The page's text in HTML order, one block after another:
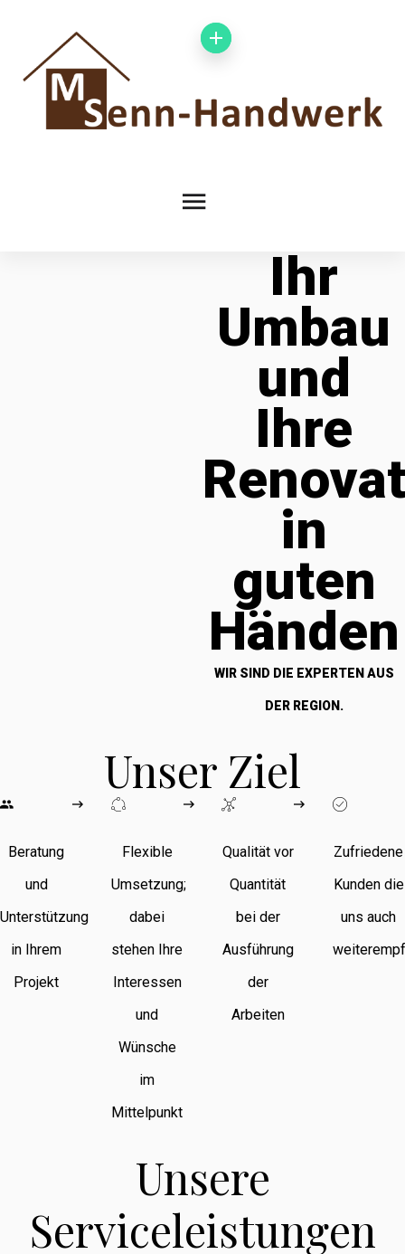
Ihr
Umbau
und
Ihre
in
guten
Händen
WIR SIND DIE EXPERTEN AUS
DER REGION.
Unser Ziel
Beratung
und
Unterstützung
in Ihrem
Projekt
Flexible
Umsetzung;
dabei
stehen Ihre
Interessen
und
Wünsche
im
Mittelpunkt
Qualität vor
Quantität
bei der
Ausführung
der
Arbeiten
Zufriedene
Kunden die
uns auch
Unsere
Serviceleistungen